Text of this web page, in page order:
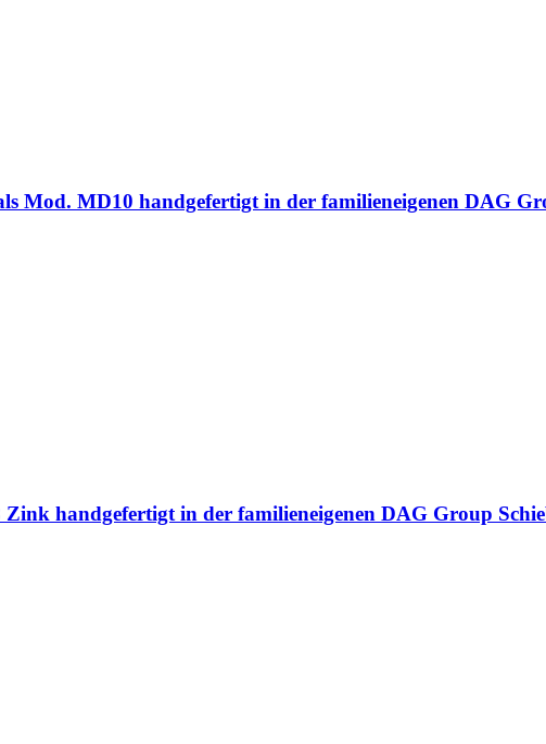
Mod. MD10 handgefertigt in der familieneigenen DAG
handgefertigt in der familieneigenen DAG Group